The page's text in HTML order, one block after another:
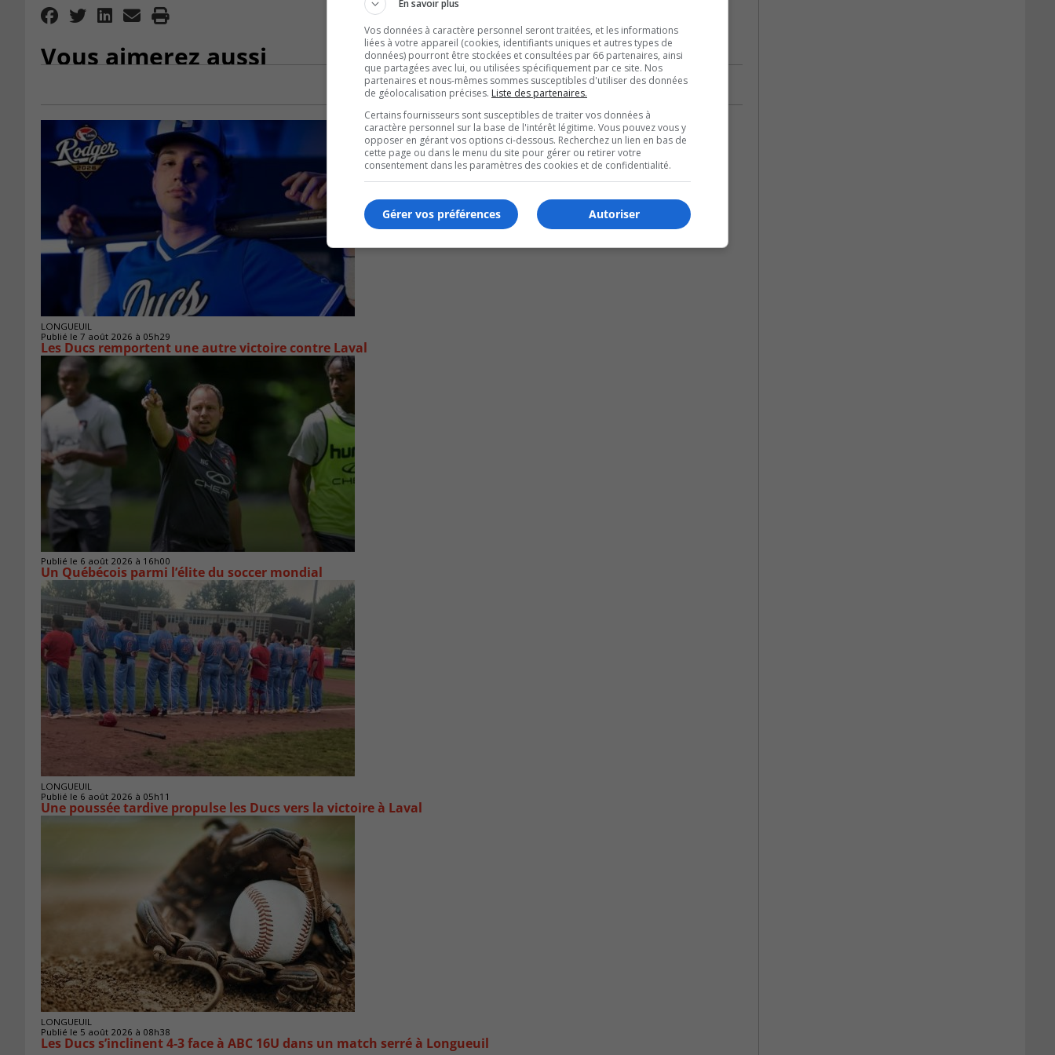
Vous aimerez aussi
LONGUEUIL
Publié le 7 août 2026 à 05h29
Les Ducs remportent une autre victoire contre Laval
Publié le 6 août 2026 à 16h00
Un Québécois parmi l’élite du soccer mondial
LONGUEUIL
Publié le 6 août 2026 à 05h11
Une poussée tardive propulse les Ducs vers la victoire à Laval
LONGUEUIL
Publié le 5 août 2026 à 08h38
Les Ducs s’inclinent 4‑3 face à ABC 16U dans un match serré à Longueuil
En savoir plus
Vos données à caractère personnel seront traitées, et les informations
liées à votre appareil (cookies, identifiants uniques et autres types de
données) pourront être stockées et consultées par 66 partenaires, ainsi
que partagées avec lui, ou utilisées spécifiquement par ce site. Nos
partenaires et nous-mêmes sommes susceptibles d'utiliser des données
de géolocalisation précises. Liste des partenaires.
Certains fournisseurs sont susceptibles de traiter vos données à
caractère personnel sur la base de l'intérêt légitime. Vous pouvez vous y
opposer en gérant vos options ci-dessous. Recherchez un lien en bas de
cette page ou dans le menu du site pour gérer ou retirer votre
consentement dans les paramètres des cookies et de confidentialité.
Autoriser
Gérer vos préférences